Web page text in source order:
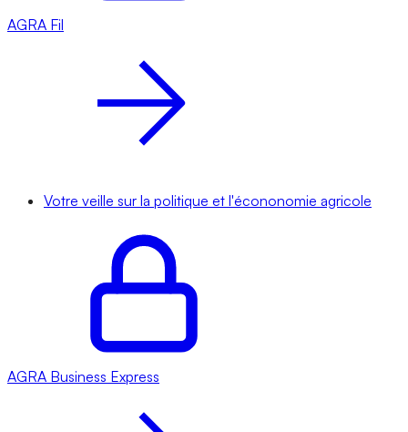
AGRA Fil
Votre veille sur la politique et l'écononomie agricole
AGRA Business Express